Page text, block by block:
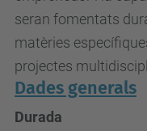
seran fomentats
matèries
projectes
Dades generals
Durada